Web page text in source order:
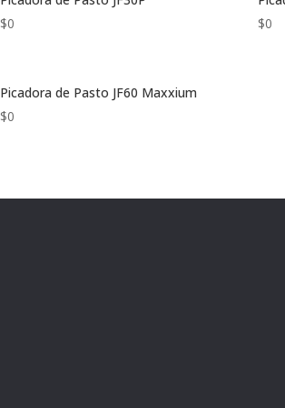
$0
$0
Picadora de Pasto JF60 Maxxium
$0